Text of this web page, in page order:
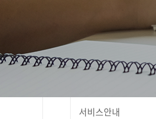
서비스안내